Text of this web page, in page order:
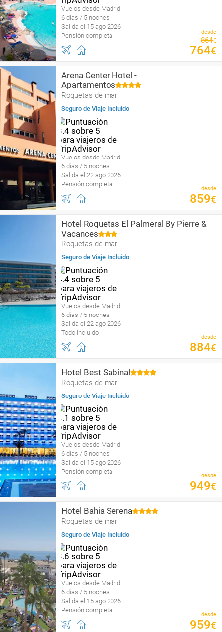
Vuelos desde Madrid
6 días / 5 noches
Salida el 15 ago 2026
Pensión completa
desde
864€
764€
Arena Center Hotel -
Apartamentos
Roquetas de mar
Seguro de Viaje Incluido
Vuelos desde Madrid
6 días / 5 noches
Salida el 22 ago 2026
Pensión completa
desde
859€
Hotel Roquetas El Palmeral By Pierre &
Vacances
Roquetas de mar
Seguro de Viaje Incluido
Vuelos desde Madrid
6 días / 5 noches
Salida el 22 ago 2026
Todo incluido
desde
884€
Hotel Best Sabinal
Roquetas de mar
Seguro de Viaje Incluido
Vuelos desde Madrid
6 días / 5 noches
Salida el 15 ago 2026
Pensión completa
desde
949€
Hotel Bahia Serena
Roquetas de mar
Seguro de Viaje Incluido
Vuelos desde Madrid
6 días / 5 noches
Salida el 15 ago 2026
Pensión completa
desde
959€